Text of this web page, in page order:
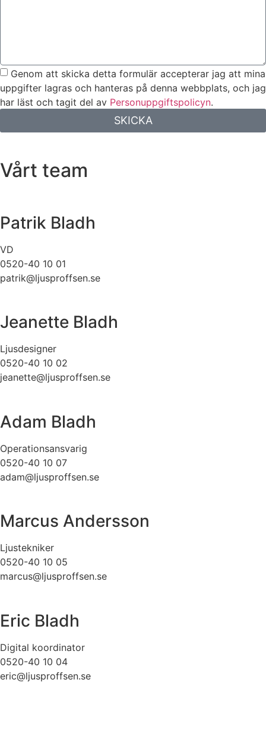
Genom att skicka detta formulär accepterar jag att mina
uppgifter lagras och hanteras på denna webbplats, och jag
har läst och tagit del av Personuppgiftspolicyn.
SKICKA
Vårt team
Patrik Bladh
VD
0520-40 10 01
patrik@ljusproffsen.se
Jeanette Bladh
Ljusdesigner
0520-40 10 02
jeanette@ljusproffsen.se
Adam Bladh
Operationsansvarig
0520-40 10 07
adam@ljusproffsen.se
Marcus Andersson
Ljustekniker
0520-40 10 05
marcus@ljusproffsen.se
Eric Bladh
Digital koordinator
0520-40 10 04
eric@ljusproffsen.se